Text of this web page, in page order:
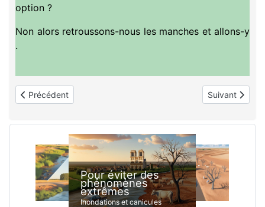
option ?
Non alors retroussons-nous les manches et allons-y
.
Article précédent : Ecologie28 vous présente ses meilleurs
Précédent Article
Suivant
Pour éviter des
phénomènes
extrêmes
Inondations et canicules